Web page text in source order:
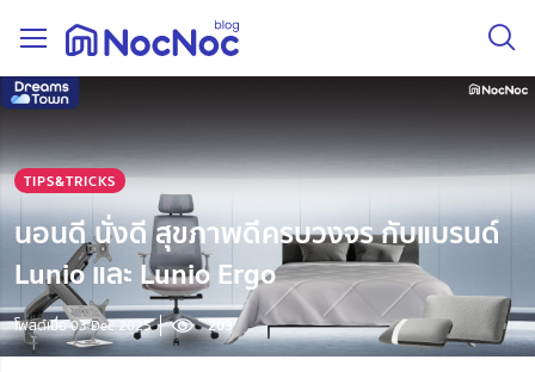
TIPS&TRICKS
นอนดี นั่งดี สุขภาพดีครบวงจร กับแบรนด์
Lunio และ Lunio Ergo
โพสต์เมื่อ 03 Dec 2025 203